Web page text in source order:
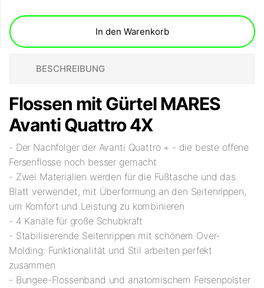
In den Warenkorb
BESCHREIBUNG
Flossen mit Gürtel MARES
Avanti Quattro 4X
- Der Nachfolger der Avanti Quattro + - die beste offene
Fersenflosse noch besser gemacht
- Zwei Materialien werden für die Fußtasche und das
Blatt verwendet, mit Überformung an den Seitenrippen,
um Komfort und Leistung zu kombinieren
- 4 Kanäle für große Schubkraft
- Stabilisierende Seitenrippen mit schönem Over-
Molding: Funktionalität und Stil arbeiten perfekt
zusammen
- Bungee-Flossenband und anatomischem Fersenpolster